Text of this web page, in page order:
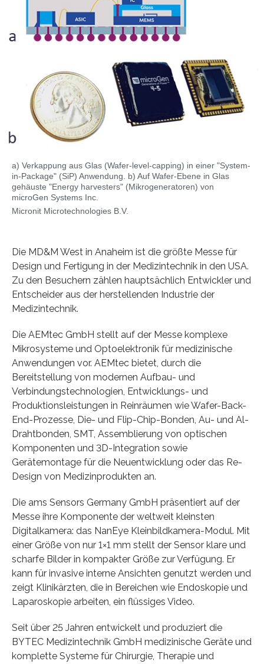
a) Verkappung aus Glas (Wafer-level-capping) in einer "System-
in-Package" (SiP) Anwendung. b) Auf Wafer-Ebene in Glas
gehäuste "Energy harvesters" (Mikrogeneratoren) von
microGen Systems Inc.
Micronit Microtechnologies B.V.
Die MD&M West in Anaheim ist die größte Messe für
Design und Fertigung in der Medizintechnik in den USA.
Zu den Besuchern zählen hauptsächlich Entwickler und
Entscheider aus der herstellenden Industrie der
Medizintechnik.
Die AEMtec GmbH stellt auf der Messe komplexe
Mikrosysteme und Optoelektronik für medizinische
Anwendungen vor. AEMtec bietet, durch die
Bereitstellung von modernen Aufbau- und
Verbindungstechnologien, Entwicklungs- und
Produktionsleistungen in Reinräumen wie Wafer-Back-
End-Prozesse, Die- und Flip-Chip-Bonden, Au- und Al-
Drahtbonden, SMT, Assemblierung von optischen
Komponenten und 3D-Integration sowie
Gerätemontage für die Neuentwicklung oder das Re-
Design von Medizinprodukten an.
Die ams Sensors Germany GmbH präsentiert auf der
Messe ihre Komponente der weltweit kleinsten
Digitalkamera: das NanEye Kleinbildkamera-Modul. Mit
einer Größe von nur 1×1 mm stellt der Sensor klare und
scharfe Bilder in kompakter Größe zur Verfügung. Er
kann für invasive interne Ansichten genutzt werden und
zeigt Klinikärzten, die in Bereichen wie Endoskopie und
Laparoskopie arbeiten, ein flüssiges Video.
Seit über 25 Jahren entwickelt und produziert die
BYTEC Medizintechnik GmbH medizinische Geräte und
komplette Systeme für Chirurgie, Therapie und